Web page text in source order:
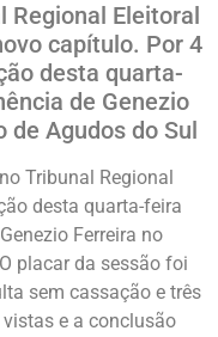
Regional Eleitoral
capítulo. Por 4
desta quarta-
de Genezio
de Agudos do Sul
Tribunal Regional
desta quarta-feira
Ferreira no
placar da sessão foi
sem cassação e três
e a conclusão